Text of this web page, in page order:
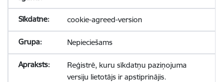
cookie-agreed-version
Nepieciešams
Reģistrē, kuru sīkdatņu paziņojuma
versiju lietotājs ir apstiprinājis.